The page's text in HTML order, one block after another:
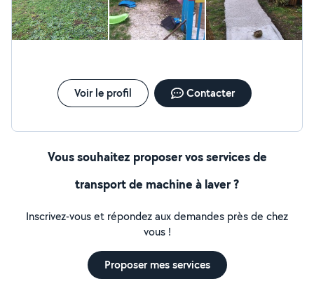
Voir le profil Contacter
Vous souhaitez proposer vos services de
transport de machine à laver ?
Inscrivez-vous et répondez aux demandes près de chez
vous !
Proposer mes services